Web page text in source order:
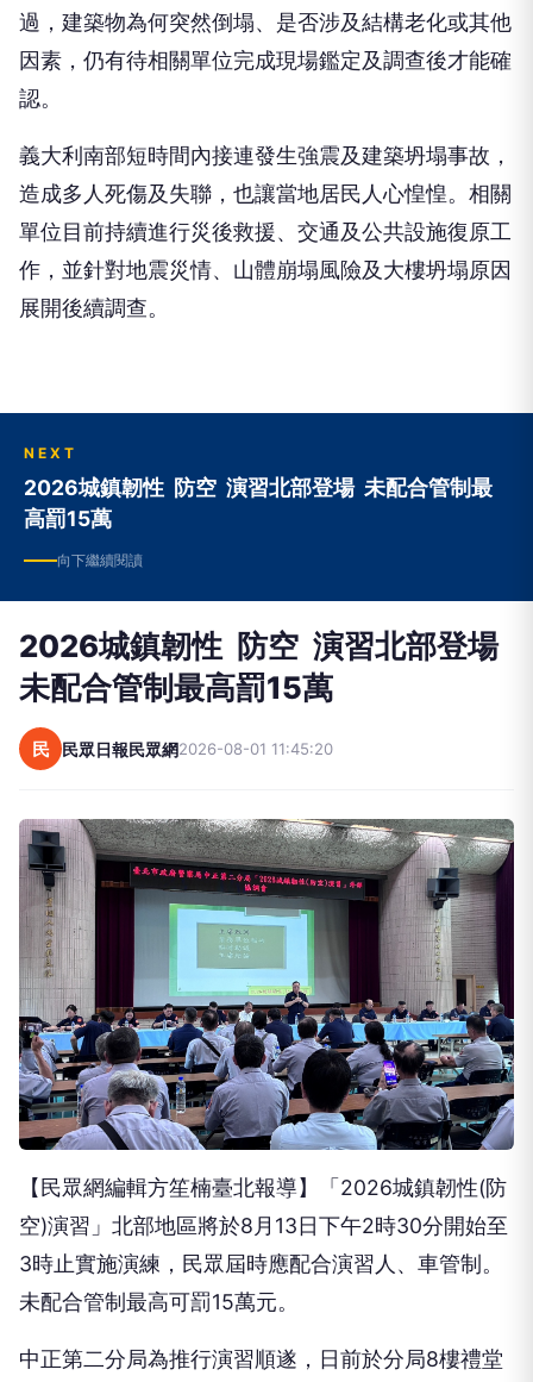
過，建築物為何突然倒塌、是否涉及結構老化或其他
因素，仍有待相關單位完成現場鑑定及調查後才能確
認。
義大利南部短時間內接連發生強震及建築坍塌事故，
造成多人死傷及失聯，也讓當地居民人心惶惶。相關
單位目前持續進行災後救援、交通及公共設施復原工
作，並針對地震災情、山體崩塌風險及大樓坍塌原因
展開後續調查。
NEXT
2026城鎮韌性 防空 演習北部登場 未​配合管制最
高罰15萬
向下繼續閱讀
2026城鎮韌性 防空 演習北部登場
未​配合管制最高罰15萬
民 民眾日報民眾網2026-08-01 11:45:20
【民眾網編輯方笙楠臺北報導】「2026城鎮韌性(防
空)演習」北部地區將於8月13日下午2時30分開始至
3時止實施演練，民眾屆時應配合演習人、車管制。
未配合管制最高可罰15萬元。
中正第二分局為推行演習順遂，日前於分局8樓禮堂